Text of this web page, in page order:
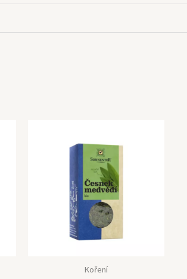
Koření